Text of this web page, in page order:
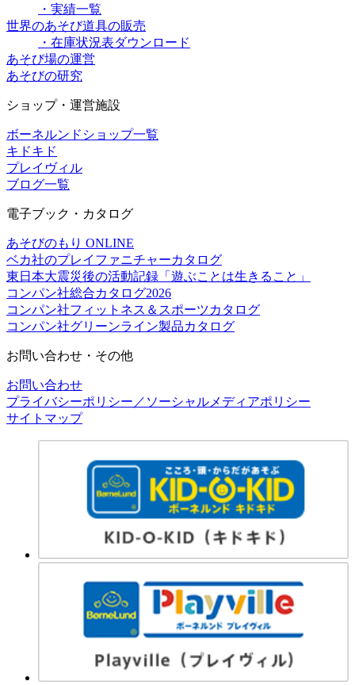
・実績一覧
世界のあそび道具の販売
・在庫状況表ダウンロード
あそび場の運営
あそびの研究
ショップ・運営施設
ボーネルンドショップ一覧
キドキド
プレイヴィル
ブログ一覧
電子ブック・カタログ
あそびのもり ONLINE
ベカ社のプレイファニチャーカタログ
東日本大震災後の活動記録「遊ぶことは生きること」
コンパン社総合カタログ2026
コンパン社フィットネス＆スポーツカタログ
コンパン社グリーンライン製品カタログ
お問い合わせ・その他
お問い合わせ
プライバシーポリシー／ソーシャルメディアポリシー
サイトマップ